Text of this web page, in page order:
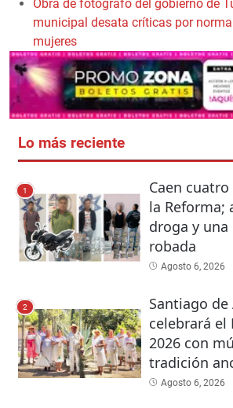
Obra de fotógrafo del gobierno de
municipal desata críticas por
mujeres
Lo más reciente
1
Caen
la Reforma;
droga y
robada
Agosto 6, 2026
2
Santiago de
celebrará el
2026 con
tradición
Agosto 6, 2026